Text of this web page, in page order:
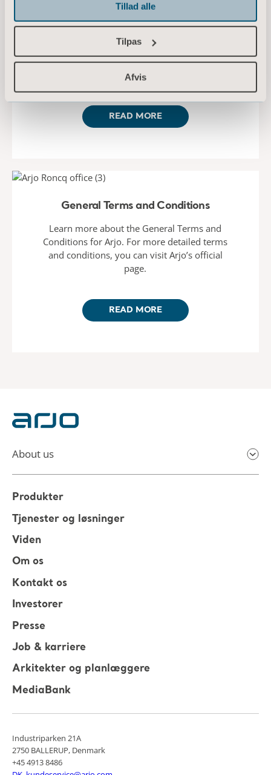
Tillad alle
Tilpas
Afvis
Trademarks
Discover Arjo’s trademarked products and
solutions. Learn more about our brand
guidelines here.
READ MORE
General Terms and Conditions
Learn more about the General Terms and
Conditions for Arjo. For more detailed terms
and conditions, you can visit Arjo’s official
page.
READ MORE
About us
Produkter
Tjenester og løsninger
Viden
Om os
Kontakt os
Investorer
Presse
Job & karriere
Arkitekter og planlæggere
MediaBank
Industriparken 21A
2750 BALLERUP, Denmark
+45 4913 8486